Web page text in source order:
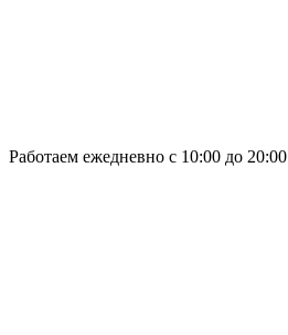
Работаем ежедневно с 10:00 до 20:00